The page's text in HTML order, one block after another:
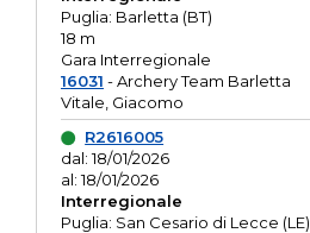
Puglia: Barletta (BT)
18 m
Gara Interregionale
16031 - Archery Team Barletta
Vitale, Giacomo
R2616005
dal: 18/01/2026
al: 18/01/2026
Interregionale
Puglia: San Cesario di Lecce (LE)